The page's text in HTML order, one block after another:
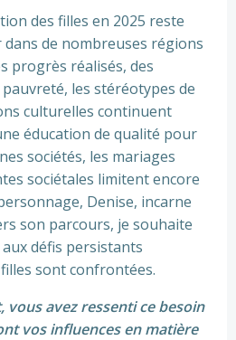
des filles en 2025 reste
de nombreuses régions
progrès réalisés, des
les stéréotypes de
culturelles continuent
éducation de qualité pour
sociétés, les mariages
sociétales limitent encore
Denise, incarne
son parcours, je souhaite
défis persistants
sont confrontées.
vous avez ressenti ce besoin
vos influences en matière